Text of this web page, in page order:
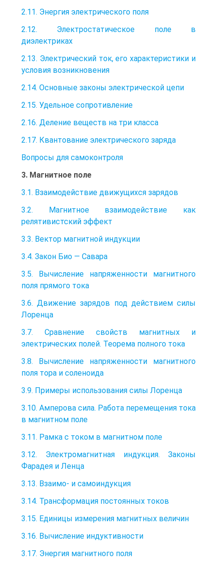
2.11. Энергия электрического поля
2.12. Электростатическое поле в
диэлектриках
2.13. Электрический ток, его характеристики и
условия возникновения
2.14. Основные законы электрической цепи
2.15. Удельное сопротивление
2.16. Деление веществ на три класса
2.17. Квантование электрического заряда
Вопросы для самоконтроля
3. Магнитное поле
3.1. Взаимодействие движущихся зарядов
3.2. Магнитное взаимодействие как
релятивистский эффект
3.3. Вектор магнитной индукции
3.4. Закон Био — Савара
3.5. Вычисление напряженности магнитного
поля прямого тока
3.6. Движение зарядов под действием силы
Лоренца
3.7. Cравнение свойств магнитных и
электрических полей. Теорема полного тока
3.8. Вычисление напряженности магнитного
поля тора и соленоида
3.9. Примеры использования силы Лоренца
3.10. Амперова сила. Работа перемещения тока
в магнитном поле
3.11. Рамка с током в магнитном поле
3.12. Электромагнитная индукция. Законы
Фарадея и Ленца
3.13. Взаимо- и самоиндукция
3.14. Трансформация постоянных токов
3.15. Единицы измерения магнитных величин
3.16. Вычисление индуктивности
3.17. Энергия магнитного поля